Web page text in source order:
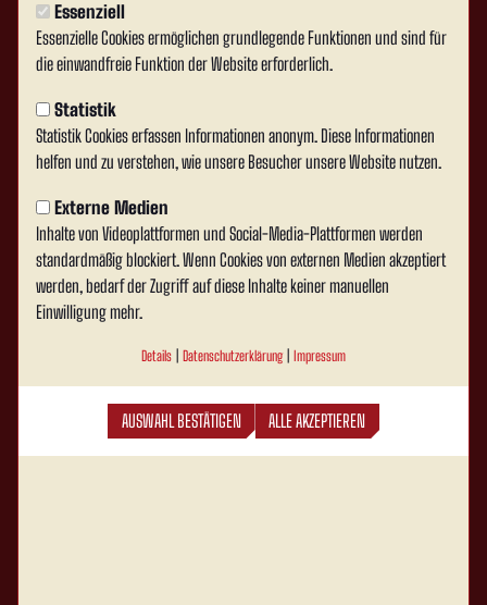
Essenziell
Essenzielle Cookies ermöglichen grundlegende Funktionen und sind für
die einwandfreie Funktion der Website erforderlich.
Statistik
Statistik Cookies erfassen Informationen anonym. Diese Informationen
helfen und zu verstehen, wie unsere Besucher unsere Website nutzen.
Externe Medien
Inhalte von Videoplattformen und Social-Media-Plattformen werden
standardmäßig blockiert. Wenn Cookies von externen Medien akzeptiert
werden, bedarf der Zugriff auf diese Inhalte keiner manuellen
Einwilligung mehr.
Details Datenschutzerklärung Impressum
AUSWAHL BESTÄTIGEN ALLE AKZEPTIEREN